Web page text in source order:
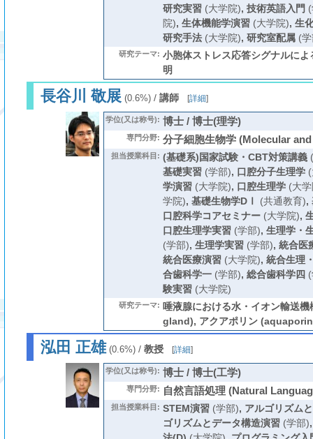
研究実習(大学院), 技術英語入門
院), 生体機能学演習(大学院), 生
研究手法(大学院), 研究室配属(学
研究テーマ: 小胞体ストレス応答シグナルに
明
長谷川 敬展 (0.6%)/ 講師 [詳細]
学位(又は称号): 博士 / 博士(理学)
専門分野: 分子細胞生物学 (Molecular
担当授業科目: (基礎系)国家試験・CBT対策講義(
基礎実習(学部), 口腔分子生理学(
学演習(大学院), 口腔生理学(大学
学院), 基礎生物学DⅠ (共通教育),
口腔科学コアセミナー(大学院),
口腔生理学実習(学部), 生理学・
(学部), 生理学実習(学部), 統合医
統合医療演習(大学院), 統合生理
合歯科学一(学部), 総合歯科学四
験実習(大学院)
研究テーマ: 唾液腺における水・イオン輸送
gland), アクアポリン
泓田 正雄(0.6%)/ 教授 [詳細]
学位(又は称号): 博士 / 博士(工学)
専門分野: 自然言語処理 (Natural
担当授業科目: STEM演習(学部), アルゴリズム
ゴリズムとデータ構造演習(学部)